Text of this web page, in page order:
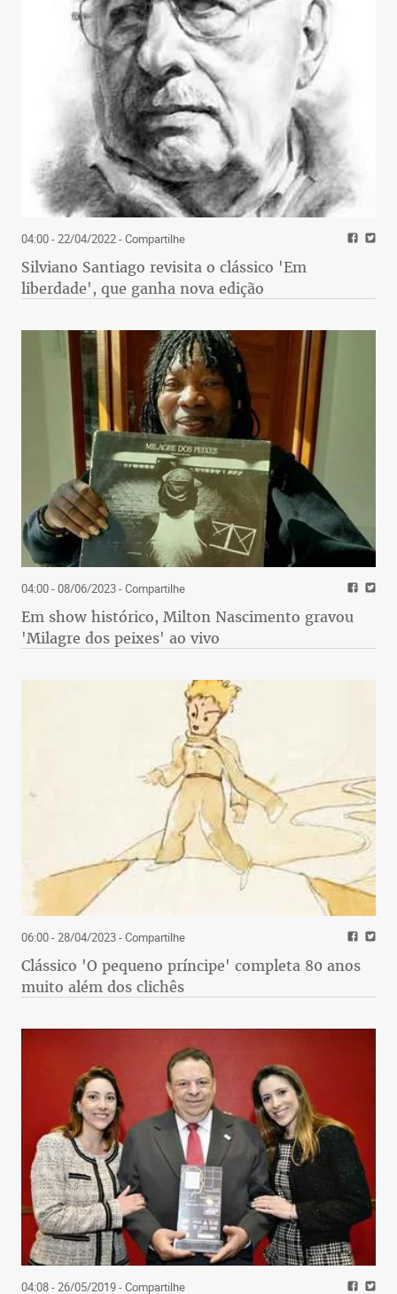
04:00 - 22/04/2022- Compartilhe
Silviano Santiago revisita o clássico 'Em
liberdade', que ganha nova edição
04:00 - 08/06/2023- Compartilhe
Em show histórico, Milton Nascimento gravou
'Milagre dos peixes' ao vivo
06:00 - 28/04/2023- Compartilhe
Clássico 'O pequeno príncipe' completa 80 anos
muito além dos clichês
04:08 - 26/05/2019- Compartilhe